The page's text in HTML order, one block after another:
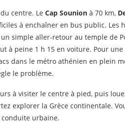
centre. Le Cap Sounion à 70 km,
à enchaîner en bus public. Les
simple aller-retour au temple de
à peine 1 h 15 en voiture. Pour
dans le métro athénien en plein
le problème.
à visiter le centre à pied, puis
explorer la Grèce continentale.
urbaine.